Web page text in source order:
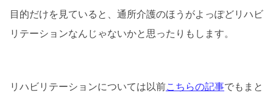
目的だけを見ていると、通所介護のほうがよっぽどリハビ
リテーションなんじゃないかと思ったりもします。
リハビリテーションについては以前こちらの記事でもまと